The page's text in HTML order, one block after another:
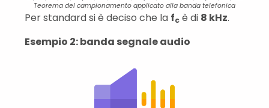
Teorema del campionamento applicato alla banda telefonica
Per standard si è deciso che la fc è di 8 kHz.
Esempio 2: banda segnale audio